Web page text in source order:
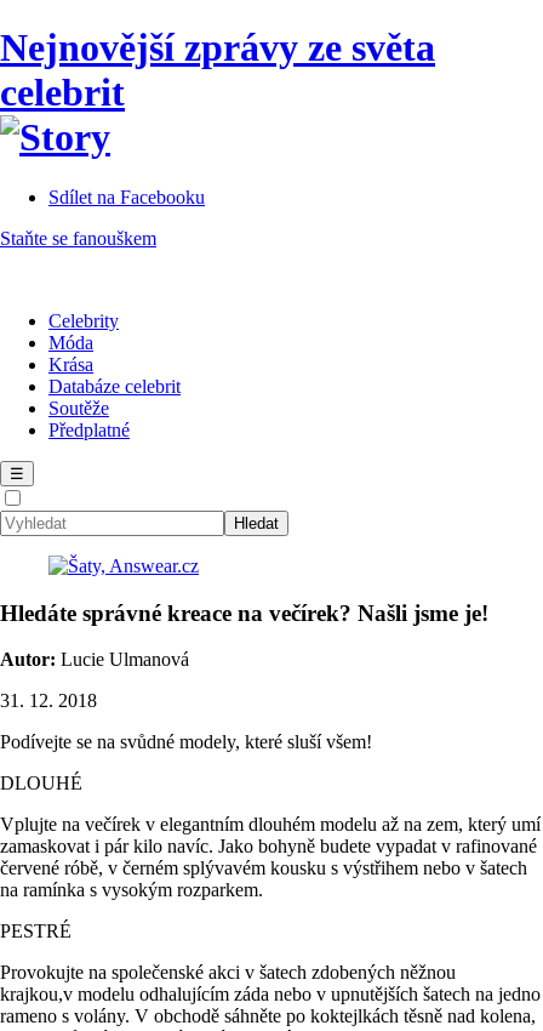
Nejnovější zprávy ze světa
celebrit
Sdílet na Facebooku
Staňte se fanouškem
Celebrity
Móda
Krása
Databáze celebrit
Soutěže
Předplatné
☰
Hledáte správné kreace na večírek? Našli jsme je!
Autor: Lucie Ulmanová
31. 12. 2018
Podívejte se na svůdné modely, které sluší všem!
DLOUHÉ
Vplujte na večírek v elegantním dlouhém modelu až na zem, který umí
zamaskovat i pár kilo navíc. Jako bohyně budete vypadat v rafinované
červené róbě, v černém splývavém kousku s výstřihem nebo v šatech
na ramínka s vysokým rozparkem.
PESTRÉ
Provokujte na společenské akci v šatech zdobených něžnou
krajkou,v modelu odhalujícím záda nebo v upnutějších šatech na jedno
rameno s volány. V obchodě sáhněte po koktejlkách těsně nad kolena,